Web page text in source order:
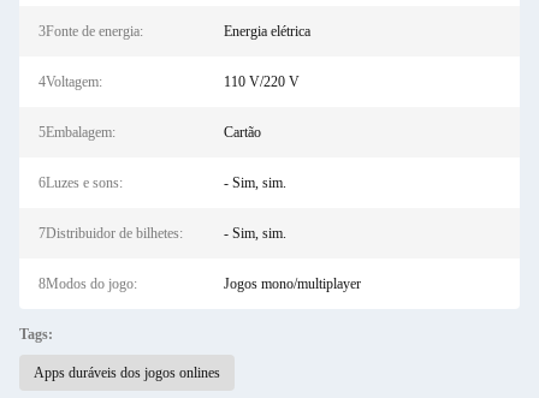
3Fonte de energia: Energia elétrica
4Voltagem: 110 V/220 V
5Embalagem: Cartão
6Luzes e sons: - Sim, sim.
7Distribuidor de bilhetes: - Sim, sim.
8Modos do jogo: Jogos mono/multiplayer
Tags:
Apps duráveis dos jogos onlines